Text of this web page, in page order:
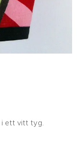
i ett vitt tyg.